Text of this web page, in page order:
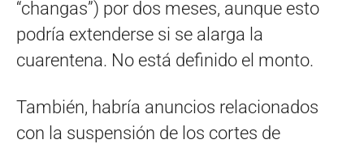
“changas”) por dos meses, aunque esto
podría extenderse si se alarga la
cuarentena. No está definido el monto.
También, habría anuncios relacionados
con la suspensión de los cortes de